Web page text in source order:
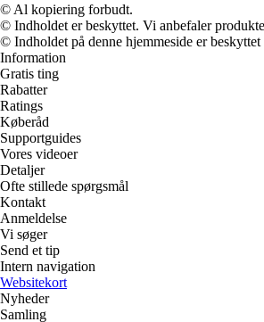
© Al kopiering forbudt.
© Indholdet er beskyttet. Vi anbefaler
© Indholdet på denne hjemmeside er
Information
Gratis ting
Rabatter
Ratings
Køberåd
Supportguides
Vores videoer
Detaljer
Ofte stillede spørgsmål
Kontakt
Anmeldelse
Vi søger
Send et tip
Intern navigation
Websitekort
Nyheder
Samling